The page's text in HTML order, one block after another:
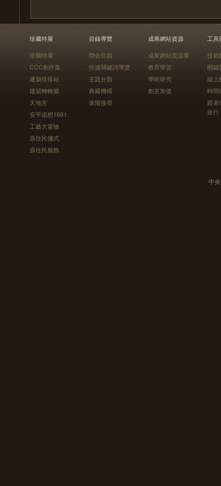
珍藏特展
珍藏特展
CCC創作集
建築排排站
建築轉轉樂
天地宮
安平追想1661
工藝大冒險
原住民儀式
原住民服飾
目錄導覽
聯合目錄
快速關鍵詞導覽
主題分類
典藏機構
進階搜尋
成果網站資源
成果網站資源庫
教育學習
學術研究
創意加值
工具
技術
關鍵
線上
時間
跟
旅行
中